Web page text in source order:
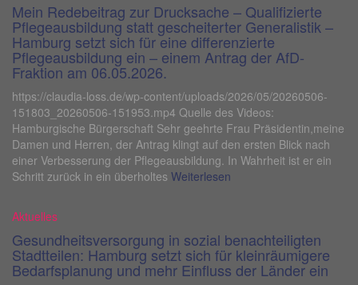
Mein Redebeitrag zur Drucksache – Qualifizierte
Pflegeausbildung statt gescheiterter Generalistik –
Hamburg setzt sich für eine differenzierte
Pflegeausbildung ein – einem Antrag der AfD-
Fraktion am 06.05.2026.
https://claudia-loss.de/wp-content/uploads/2026/05/20260506-
151803_20260506-151953.mp4 Quelle des Videos:
Hamburgische Bürgerschaft Sehr geehrte Frau Präsidentin,meine
Damen und Herren, der Antrag klingt auf den ersten Blick nach
einer Verbesserung der Pflegeausbildung. In Wahrheit ist er ein
Schritt zurück in ein überholtes Weiterlesen
Aktuelles
Gesundheitsversorgung in sozial benachteiligten
Stadtteilen: Hamburg setzt sich für kleinräumigere
Bedarfsplanung und mehr Einfluss der Länder ein